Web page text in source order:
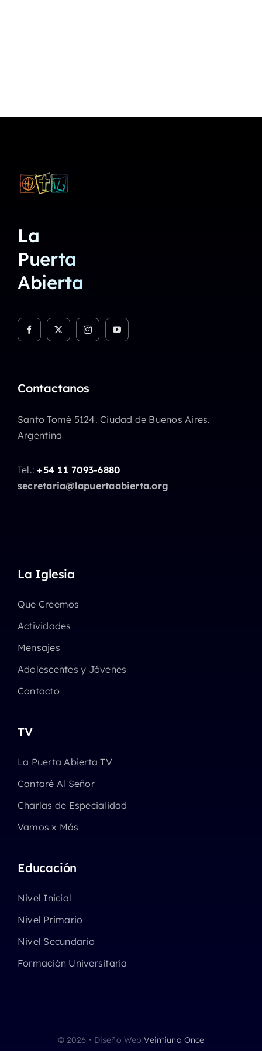
La
Puerta
Abierta
Contactanos
Santo Tomé 5124. Ciudad de Buenos Aires.
Argentina
Tel.:+54 11 7093-6880
secretaria@lapuertaabierta.org
La Iglesia
Que Creemos
Actividades
Mensajes
Adolescentes y Jóvenes
Contacto
TV
La Puerta Abierta TV
Cantaré Al Señor
Charlas de Especialidad
Vamos x Más
Educación
Nivel Inicial
Nivel Primario
Nivel Secundario
Formación Universitaria
© 2026 • Diseño WebVeintiuno Once